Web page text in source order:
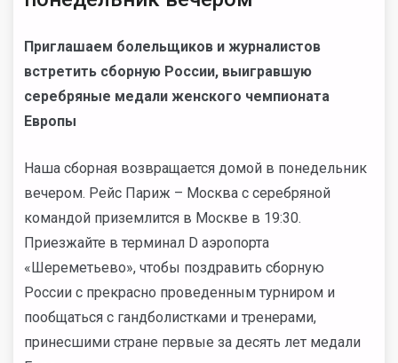
Приглашаем болельщиков и журналистов
встретить сборную России, выигравшую
серебряные медали женского чемпионата
Европы
Наша сборная возвращается домой в понедельник
вечером. Рейс Париж – Москва с серебряной
командой приземлится в Москве в 19:30.
Приезжайте в терминал D аэропорта
«Шереметьево», чтобы поздравить сборную
России с прекрасно проведенным турниром и
пообщаться с гандболистками и тренерами,
принесшими стране первые за десять лет медали